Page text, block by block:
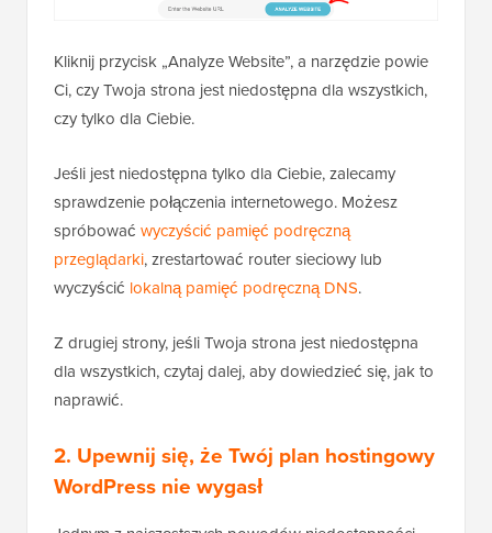
Kliknij przycisk „Analyze Website”, a narzędzie powie
Ci, czy Twoja strona jest niedostępna dla wszystkich,
czy tylko dla Ciebie.
Jeśli jest niedostępna tylko dla Ciebie, zalecamy
sprawdzenie połączenia internetowego. Możesz
spróbować wyczyścić pamięć podręczną
przeglądarki, zrestartować router sieciowy lub
wyczyścić lokalną pamięć podręczną DNS.
Z drugiej strony, jeśli Twoja strona jest niedostępna
dla wszystkich, czytaj dalej, aby dowiedzieć się, jak to
naprawić.
2. Upewnij się, że Twój plan hostingowy
WordPress nie wygasł